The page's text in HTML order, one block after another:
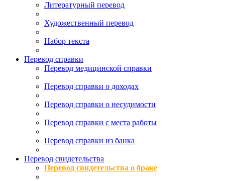
Литературный перевод
Художественный перевод
Набор текста
Перевод справки
Перевод медицинской справки
Перевод справки о доходах
Перевод справки о несудимости
Перевод справки с места работы
Перевод справки из банка
Перевод свидетельства
Перевод свидетельства о браке